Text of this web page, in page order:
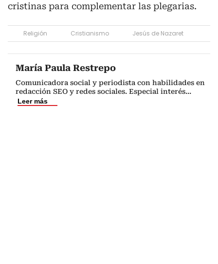
cristinas para complementar las plegarias.
Religión Cristianismo Jesús de Nazaret
María Paula Restrepo
Comunicadora social y periodista con habilidades en
redacción SEO y redes sociales. Especial interés...
Leer más